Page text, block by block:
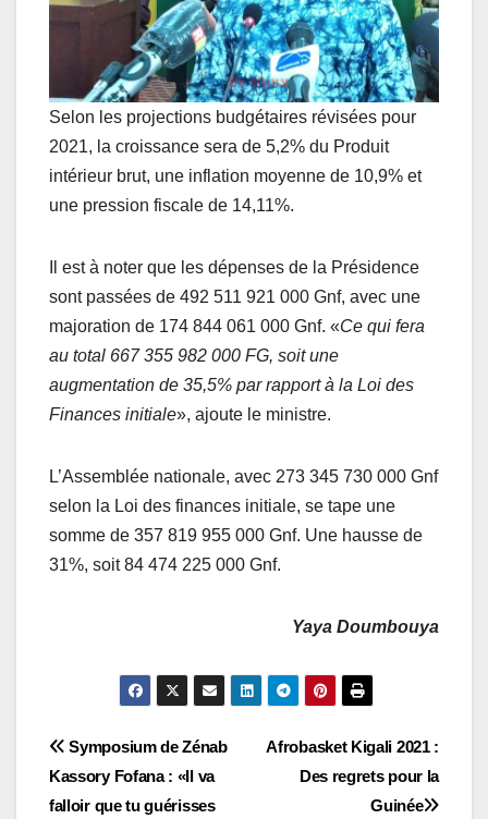
Selon les projections budgétaires révisées pour
2021, la croissance sera de 5,2% du Produit
intérieur brut, une inflation moyenne de 10,9% et
une pression fiscale de 14,11%.
Il est à noter que les dépenses de la Présidence
sont passées de 492 511 921 000 Gnf, avec une
majoration de 174 844 061 000 Gnf. «Ce qui fera
au total 667 355 982 000 FG, soit une
augmentation de 35,5% par rapport à la Loi des
Finances initiale», ajoute le ministre.
L’Assemblée nationale, avec 273 345 730 000 Gnf
selon la Loi des finances initiale, se tape une
somme de 357 819 955 000 Gnf. Une hausse de
31%, soit 84 474 225 000 Gnf.
Yaya Doumbouya
Navigation
de
Afrobasket Kigali 2021 :
Des regrets pour la
Guinée
Symposium de Zénab
Kassory Fofana : «Il va
falloir que tu guérisses